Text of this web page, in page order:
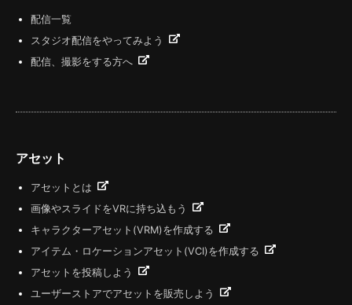
配信一覧
スタジオ配信をやってみよう
配信、撮影をする方へ
アセット
アセットとは
画像やスライドをVRに持ち込もう
キャラクターアセット(VRM)を作成する
アイテム・ロケーションアセット(VCI)を作成する
アセットを投稿しよう
ユーザーストアでアセットを販売しよう